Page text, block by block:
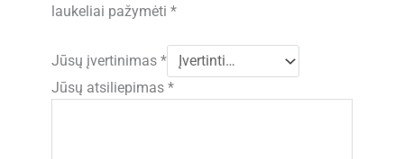
laukeliai pažymėti*
Jūsų įvertinimas*
Jūsų atsiliepimas*